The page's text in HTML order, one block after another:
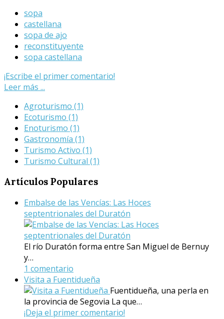
sopa
castellana
sopa de ajo
reconstituyente
sopa castellana
¡Escribe el primer comentario!
Leer más ...
Agroturismo (1)
Ecoturismo (1)
Enoturismo (1)
Gastronomía (1)
Turismo Activo (1)
Turismo Cultural (1)
Artículos Populares
Embalse de las Vencías: Las Hoces
septentrionales del Duratón
El río Duratón forma entre San Miguel de Bernuy
y…
1 comentario
Visita a Fuentidueña
Fuentidueña, una perla en
la provincia de Segovia La que…
¡Deja el primer comentario!